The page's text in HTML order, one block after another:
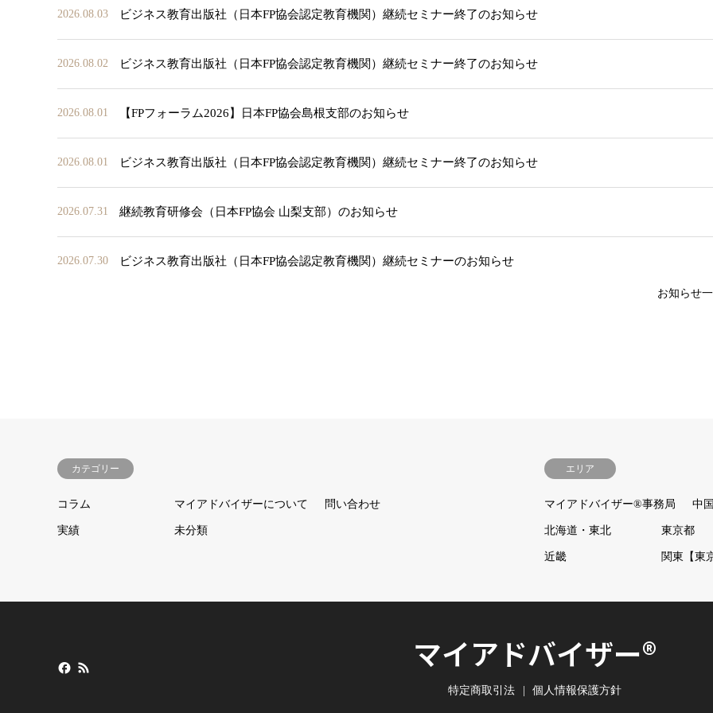
2026.08.03 ビジネス教育出版社（日本FP協会認定教育機関）継続セミナー終了のお知らせ
2026.08.02 ビジネス教育出版社（日本FP協会認定教育機関）継続セミナー終了のお知らせ
2026.08.01 【FPフォーラム2026】日本FP協会島根支部のお知らせ
2026.08.01 ビジネス教育出版社（日本FP協会認定教育機関）継続セミナー終了のお知らせ
2026.07.31 継続教育研修会（日本FP協会 山梨支部）のお知らせ
2026.07.30 ビジネス教育出版社（日本FP協会認定教育機関）継続セミナーのお知らせ
お知らせ
カテゴリー
コラム マイアドバイザーについて 問い合わせ
実績 未分類
エリア
マイアドバイザー®事務局 中
北海道・東北 東京都
近畿 関東【東
マイアドバイザー®
特定商取引法 個人情報保護方針